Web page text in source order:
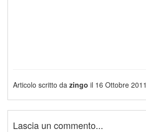
Articolo scritto da zingo il 16 Ottobre 2011
Lascia un commento...